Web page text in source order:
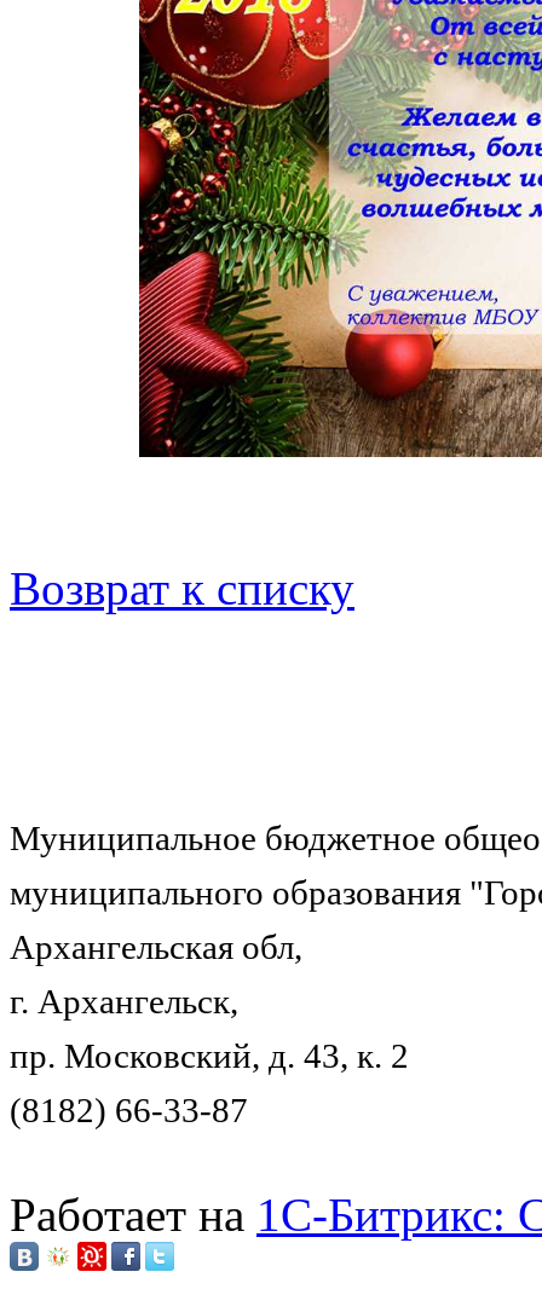
Возврат к списку
Муниципальное бюджетное
муниципального образования
Архангельская обл,
г. Архангельск,
пр. Московский, д. 43, к. 2
(8182) 66-33-87
Работает на 1C-Битрикс: